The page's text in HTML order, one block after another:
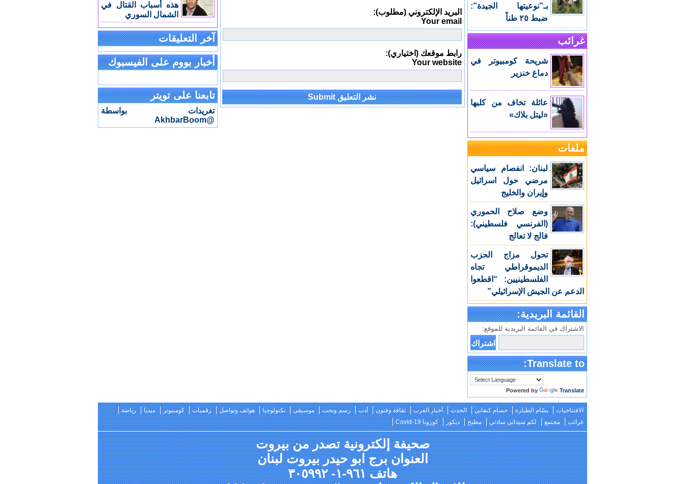
بـ”نوعيتها الجيدة”:
ضبط ٢٥ طناً
غرائب
شريحة كومبيوتر في
دماغ خنزير
عائلة تخاف من كلبها
«ليتل بلاك»
ملفات
لبنان: انفصام سياسي
مرضي حول اسرائيل
وإيران والخليج
وضع صلاح الحموري
(الفرنسي فلسطيني):
فالج لا تعالج
تحول مزاج الحزب
الديموقراطي تجاه
الفلسطينيين: “اقطعوا
الدعم عن الجيش الإسرائيلي”
القائمة البريدية:
الاشتراك في القائمة البريدية للموقع:
Translate to:
Powered by Translate
البريد الإلكتروني (مطلوب):
Your email
رابط موقعك (اختياري):
Your website
Alternative:
هذه أسباب القتال في
الشمال السوري
آخر التعليقات
أخبار بووم على الفيسبوك
تابعنا على تويتر
تغريدات بواسطة
@AkhbarBoom
الافتتاحيات بسّام الطيارة حسام كنفاني الحدث أخبار العرب ثقافة وفنون أدب رسم ونحت موسيقى تكنولوجيا هواتف وتواصل رقميات كومبيوتر ميديا
رياضة
غرائب
مجتمع لكم سيداتي سادتي مطبخ ديكور كورونا Covid-19
صحيفة إلكترونية تصدر من بيروت
العنوان برج ابو حيدر بيروت لبنان
هاتف ٩٦١-١- ٣٠٥٩٩٢